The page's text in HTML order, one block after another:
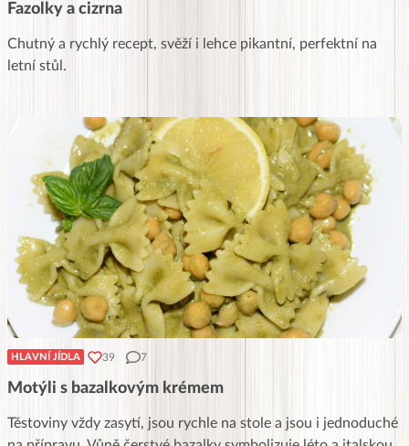
Fazolky a cizrna
Chutný a rychlý recept, svěží i lehce pikantní, perfektní na
letní stůl.
HLAVNÍ JÍDLA 39 7
Motýli s bazalkovým krémem
Těstoviny vždy zasytí, jsou rychle na stole a jsou i jednoduché